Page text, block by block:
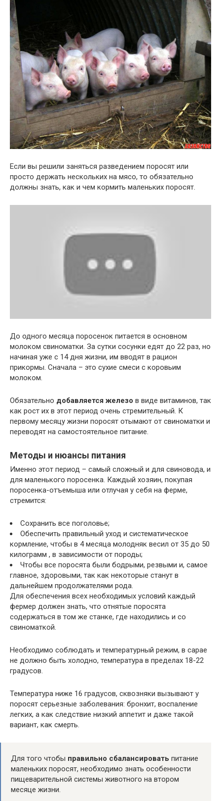
Если вы решили заняться разведением поросят или
просто держать нескольких на мясо, то обязательно
должны знать, как и чем кормить маленьких поросят.
До одного месяца поросенок питается в основном
молоком свиноматки. За сутки сосунки едят до 22 раз, но
начиная уже с 14 дня жизни, им вводят в рацион
прикормы. Сначала – это сухие смеси с коровьим
молоком.
Обязательно добавляется железо в виде витаминов, так
как рост их в этот период очень стремительный. К
первому месяцу жизни поросят отымают от свиноматки и
переводят на самостоятельное питание.
Методы и нюансы питания
Именно этот период – самый сложный и для свиновода, и
для маленького поросенка. Каждый хозяин, покупая
поросенка-отъемыша или отлучая у себя на ферме,
стремится:
Сохранить все поголовье;
Обеспечить правильный уход и систематическое
кормление, чтобы в 4 месяца молодняк весил от 35 до 50
килограмм , в зависимости от породы;
Чтобы все поросята были бодрыми, резвыми и, самое
главное, здоровыми, так как некоторые станут в
дальнейшем продолжателями рода.
Для обеспечения всех необходимых условий каждый
фермер должен знать, что отнятые поросята
содержаться в том же станке, где находились и со
свиноматкой.
Необходимо соблюдать и температурный режим, в сарае
не должно быть холодно, температура в пределах 18-22
градусов.
Температура ниже 16 градусов, сквозняки вызывают у
поросят серьезные заболевания: бронхит, воспаление
легких, а как следствие низкий аппетит и даже такой
вариант, как смерть.
Для того чтобы правильно сбалансировать питание
маленьких поросят, необходимо знать особенности
пищеварительной системы животного на втором
месяце жизни.